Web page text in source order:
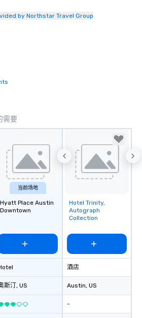
by Northstar Travel Group
需要
当前场地
Hyatt Place Austin
Downtown
斯汀 , US
Removed from
favorites
Hotel Trinity,
Autograph
Collection
酒店
Austin, US
-